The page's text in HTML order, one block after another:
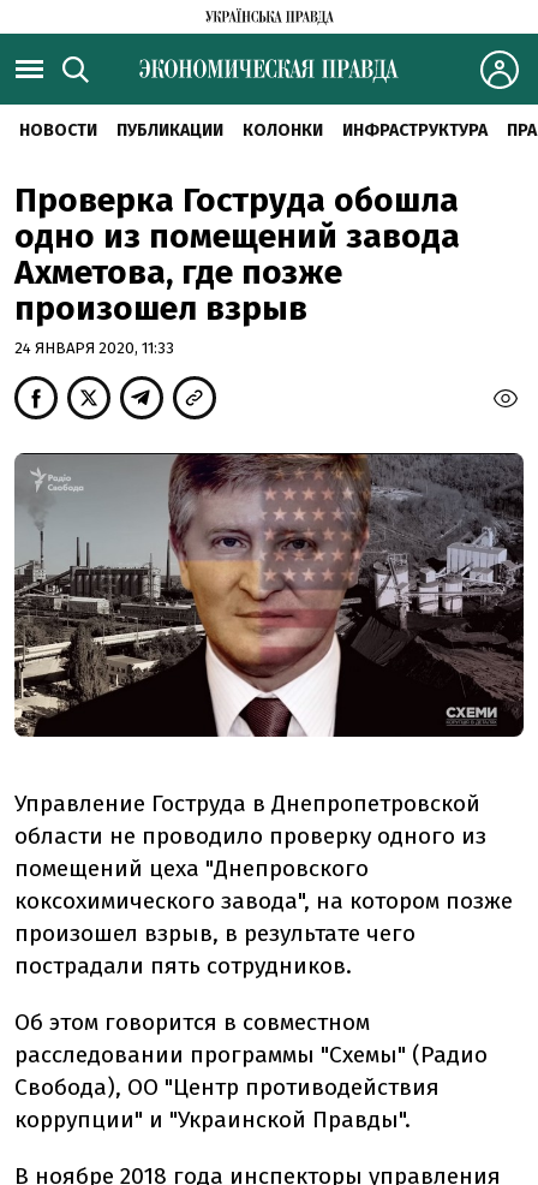
НОВОСТИ ПУБЛИКАЦИИ КОЛОНКИ ИНФРАСТРУКТУРА
Проверка Гоструда обошла
одно из помещений завода
Ахметова, где позже
произошел взрыв
24 ЯНВАРЯ 2020, 11:33
Управление Гоструда в Днепропетровской
области не проводило проверку одного из
помещений цеха "Днепровского
коксохимического завода", на котором позже
произошел взрыв, в результате чего
пострадали пять сотрудников.
Об этом говорится в совместном
расследовании программы "Схемы" (Радио
Свобода), ОО "Центр противодействия
коррупции" и "Украинской Правды".
В ноябре 2018 года инспекторы управления